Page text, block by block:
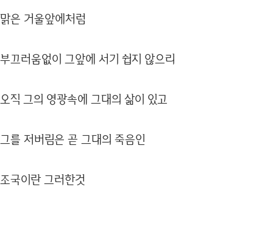
맑은 거울앞에처럼
부끄러움없이 그앞에 서기 쉽지 않으리
오직 그의 영광속에 그대의 삶이 있고
그를 저버림은 곧 그대의 죽음인
조국이란 그러한것